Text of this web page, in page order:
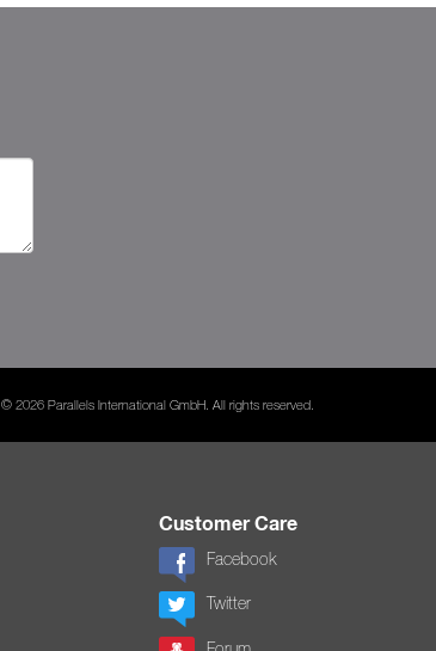
© 2026 Parallels International GmbH. All rights reserved.
Customer Care
Facebook
Twitter